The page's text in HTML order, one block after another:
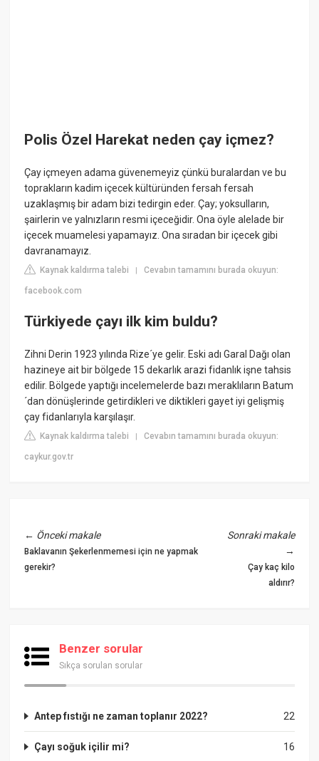
Polis Özel Harekat neden çay içmez?
Çay içmeyen adama güvenemeyiz çünkü buralardan ve bu
toprakların kadim içecek kültüründen fersah fersah
uzaklaşmış bir adam bizi tedirgin eder. Çay; yoksulların,
şairlerin ve yalnızların resmi içeceğidir. Ona öyle alelade bir
içecek muamelesi yapamayız. Ona sıradan bir içecek gibi
davranamayız.
Kaynak kaldırma talebi |Cevabın tamamını burada okuyun:
facebook.com
Türkiyede çayı ilk kim buldu?
Zihni Derin 1923 yılında Rize´ye gelir. Eski adı Garal Dağı olan
hazineye ait bir bölgede 15 dekarlık arazi fidanlık işne tahsis
edilir. Bölgede yaptığı incelemelerde bazı meraklıların Batum
´dan dönüşlerinde getirdikleri ve diktikleri gayet iyi gelişmiş
çay fidanlarıyla karşılaşır.
Kaynak kaldırma talebi |Cevabın tamamını burada okuyun:
caykur.gov.tr
← Önceki makale
Baklavanın Şekerlenmemesi için ne yapmak
gerekir?
Sonraki makale
→
Çay kaç kilo
aldırır?
Benzer sorular
Sıkça sorulan sorular
22
Antep fıstığı ne zaman toplanır 2022?
16
Çayı soğuk içilir mi?